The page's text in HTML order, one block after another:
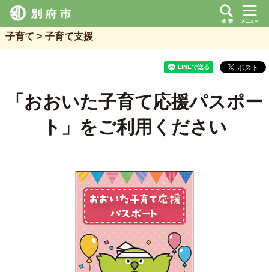
子育て 子育て支援
「おおいた子育て応援パスポー
ト」をご利用ください